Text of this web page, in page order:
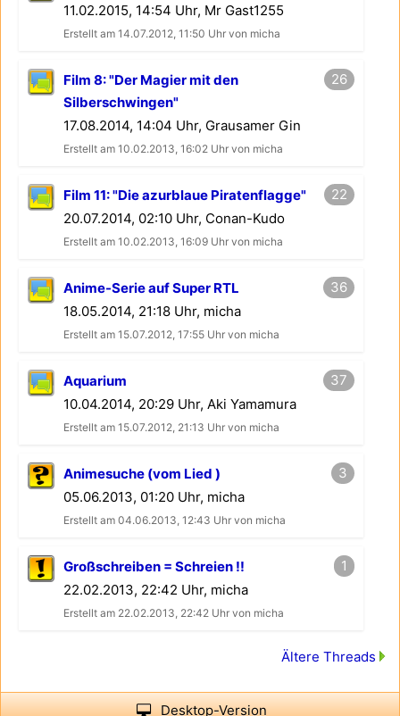
11.02.2015, 14:54 Uhr, Mr Gast1255
Erstellt am 14.07.2012, 11:50 Uhr von micha
Film 8: "Der Magier mit den
Silberschwingen"
17.08.2014, 14:04 Uhr, Grausamer Gin
Erstellt am 10.02.2013, 16:02 Uhr von micha
26
Film 11: "Die azurblaue Piratenflagge"
20.07.2014, 02:10 Uhr, Conan-Kudo
Erstellt am 10.02.2013, 16:09 Uhr von micha
22
Anime-Serie auf Super RTL
18.05.2014, 21:18 Uhr, micha
Erstellt am 15.07.2012, 17:55 Uhr von micha
36
Aquarium
10.04.2014, 20:29 Uhr, Aki Yamamura
Erstellt am 15.07.2012, 21:13 Uhr von micha
37
Animesuche (vom Lied )
05.06.2013, 01:20 Uhr, micha
Erstellt am 04.06.2013, 12:43 Uhr von micha
3
Großschreiben = Schreien !!
22.02.2013, 22:42 Uhr, micha
Erstellt am 22.02.2013, 22:42 Uhr von micha
1
Ältere Threads
Desktop-Version